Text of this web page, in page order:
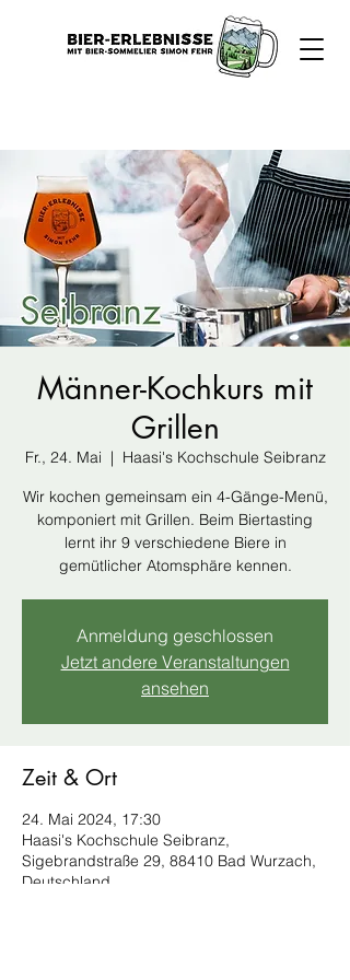
Männer-Kochkurs mit
Grillen
Fr., 24. Mai
  |
Haasi's Kochschule Seibranz
Wir kochen gemeinsam ein 4-Gänge-Menü,
komponiert mit Grillen. Beim Biertasting
lernt ihr 9 verschiedene Biere in
gemütlicher Atomsphäre kennen.
Anmeldung geschlossen
Jetzt andere Veranstaltungen
ansehen
Zeit & Ort
24. Mai 2024, 17:30
Haasi's Kochschule Seibranz,
Sigebrandstraße 29, 88410 Bad Wurzach,
Deutschland